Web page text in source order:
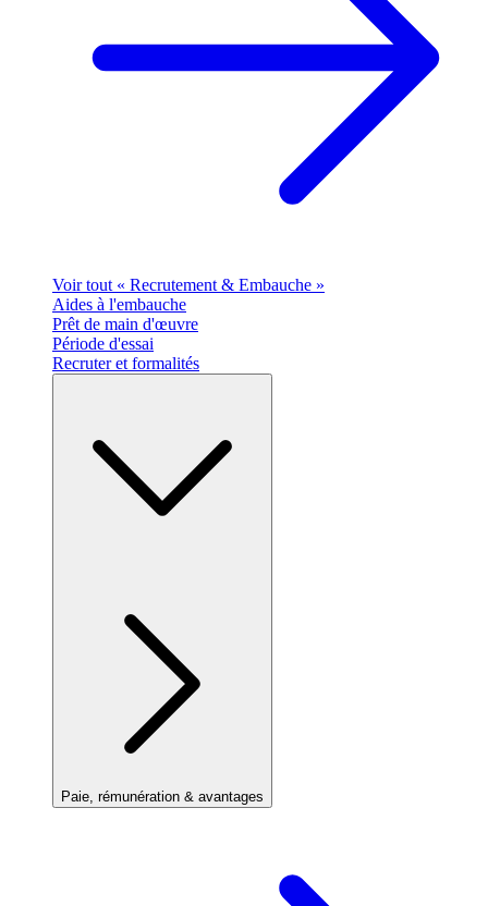
Voir tout « Recrutement & Embauche »
Aides à l'embauche
Prêt de main d'œuvre
Période d'essai
Recruter et formalités
Paie, rémunération & avantages